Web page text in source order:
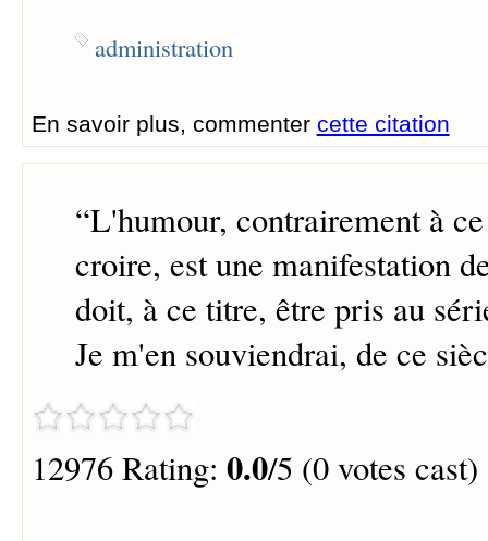
administration
En savoir plus, commenter cette citation
“L'humour, contrairement à
croire, est une manifestation
doit, à ce titre, être pris au
Je m'en souviendrai, de ce
12976 Rating: 0.0/5 (0 votes cast)